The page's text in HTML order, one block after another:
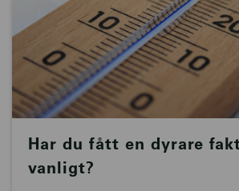
Har du fått en dyrare
vanligt?